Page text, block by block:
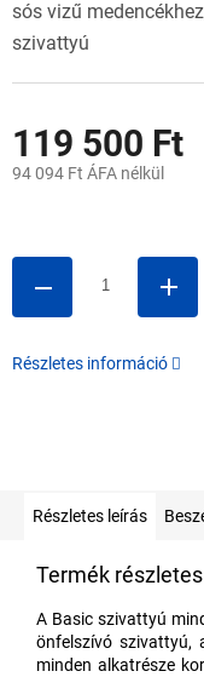
119 500 Ft
94 094 Ft ÁFA nélkül
sós vizű
szivattyú
Részletes információ
Részletes leírás
Termék
A Basic szivattyú
önfelszívó szivattyú,
minden alkatrésze